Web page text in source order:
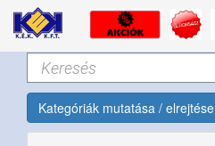
Kategóriák mutatása / elrejtése